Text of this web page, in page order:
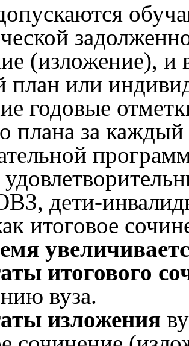
(изложение),
план или
годовые
плана за
дети-
итоговое
итогового
вуза.
изложения